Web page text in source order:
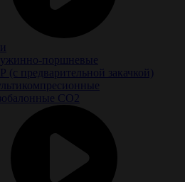
поршневые
(с предварительной закачкой)
СО2